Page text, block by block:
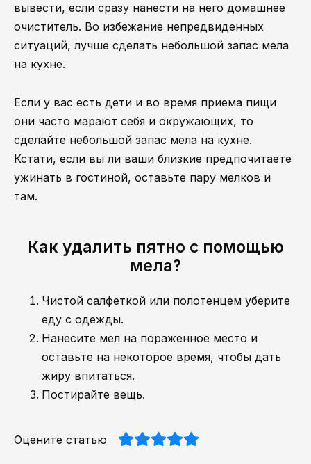
вывести, если сразу нанести на него домашнее
очиститель. Во избежание непредвиденных
ситуаций, лучше сделать небольшой запас мела
на кухне.
Если у вас есть дети и во время приема пищи
они часто марают себя и окружающих, то
сделайте небольшой запас мела на кухне.
Кстати, если вы ли ваши близкие предпочитаете
ужинать в гостиной, оставьте пару мелков и
там.
Как удалить пятно с помощью
мела?
Чистой салфеткой или полотенцем уберите
еду с одежды.
Нанесите мел на пораженное место и
оставьте на некоторое время, чтобы дать
жиру впитаться.
Постирайте вещь.
Оцените статью